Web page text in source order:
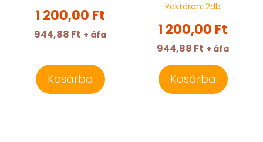
1 200,00 Ft
944,88 Ft + áfa
Kosárba
Raktáron: 2db
1 200,00 Ft
944,88 Ft + áfa
Kosárba